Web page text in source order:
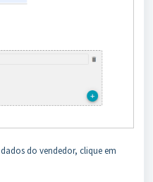
do vendedor, clique em